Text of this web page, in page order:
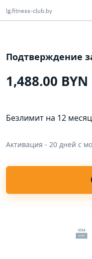
lg.fitness-club.by
Подтверждение
1,488.00 BYN
Безлимит на 12
Активация - 20 дней с